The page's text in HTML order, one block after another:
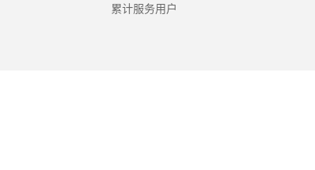
累计服务用户